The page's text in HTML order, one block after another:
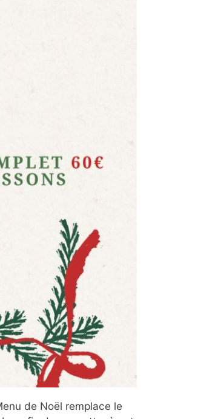
de Noël remplace le